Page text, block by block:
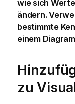
wie sich
ändern.
bestimmte
einem
zu